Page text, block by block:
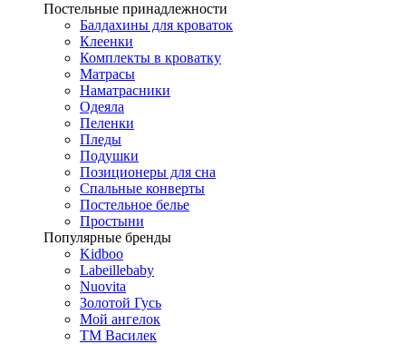
Постельные принадлежности
Балдахины для кроваток
Клеенки
Комплекты в кроватку
Матрасы
Наматрасники
Одеяла
Пеленки
Пледы
Подушки
Позиционеры для сна
Спальные конверты
Постельное белье
Простыни
Популярные бренды
Kidboo
Labeillebaby
Nuovita
Золотой Гусь
Мой ангелок
ТМ Василек